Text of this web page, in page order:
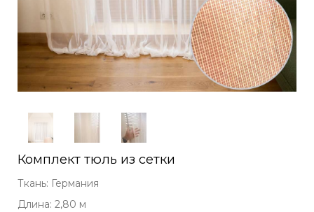
Комплект тюль из сетки
Ткань: Германия
Длина: 2,80 м